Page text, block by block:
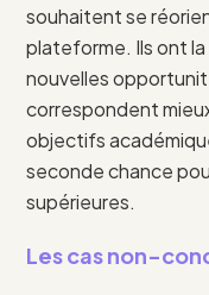
souhaitent se
plateforme. Ils ont
nouvelles
correspondent
objectifs
seconde chance
supérieures.
Les cas non-